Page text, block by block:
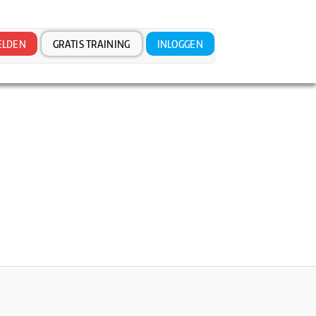
GRATIS TRAINING INLOGGEN